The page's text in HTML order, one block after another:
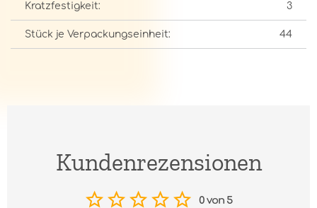
Kratzfestigkeit: 3
Stück je Verpackungseinheit: 44
Kundenrezensionen
0 von 5